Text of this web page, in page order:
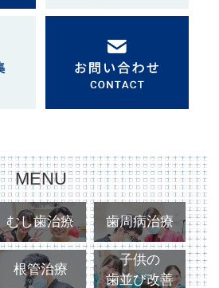
MENU
むし歯治療 歯周病治療
根管治療
子供の
歯並び改善